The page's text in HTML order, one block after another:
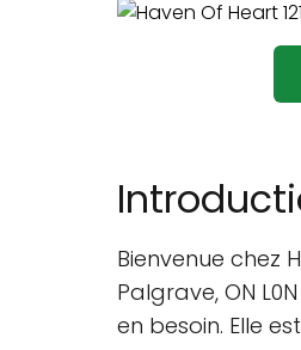
Bienvenue chez
Palgrave, ON
en besoin. Elle